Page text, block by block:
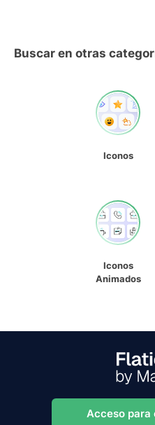
Buscar en otras
Iconos
Iconos
Animados
Acceso para